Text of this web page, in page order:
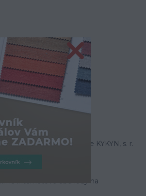
práva vyhradené pre KYKYN, s. r.
internetové obchody na